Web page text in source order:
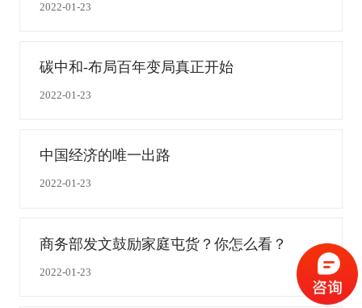
2022-01-23
碳中和-布局百年变局真正开始
2022-01-23
中国经济的唯一出路
2022-01-23
商务部发文鼓励家庭屯货？你怎么看？
2022-01-23